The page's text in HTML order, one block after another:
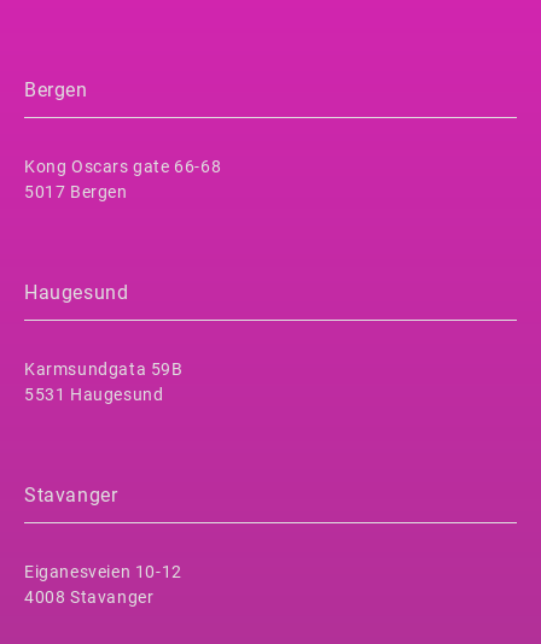
Bergen
Kong Oscars gate 66-68
5017 Bergen
Haugesund
Karmsundgata 59B
5531 Haugesund
Stavanger
Eiganesveien 10-12
4008 Stavanger